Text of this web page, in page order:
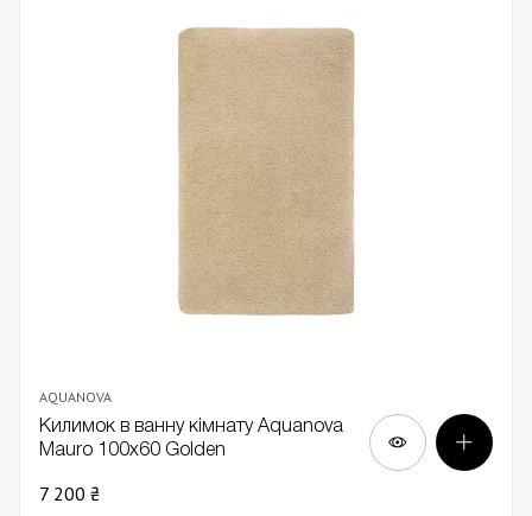
AQUANOVA
Килимок в ванну кімнату Aquanova
Mauro 100х60 Golden
7 200 ₴